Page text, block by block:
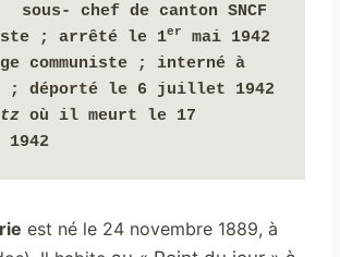
sous- chef de canton SNCF
; arrêté le 1er
mai 1942
communiste ; interné à
; déporté le 6 juillet 1942
où il meurt le 17
1942
est né le 24 novembre 1889, à